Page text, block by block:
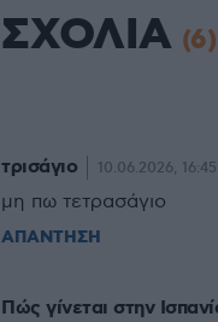
ΣΧΟΛΙΑ (6)
τρισάγιο 10.06.2026, 16:45
μη πω τετρασάγιο
ΑΠΑΝΤΗΣΗ
Πώς γίνεται στην